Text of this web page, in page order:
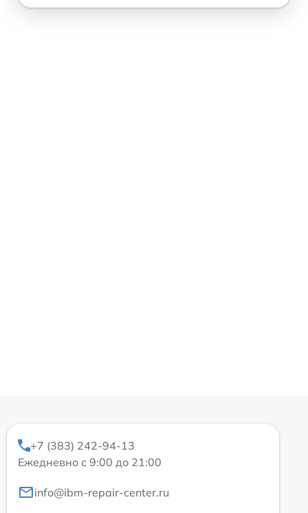
+7 (383) 242-94-13
Ежедневно с 9:00 до 21:00
info@ibm-repair-center.ru